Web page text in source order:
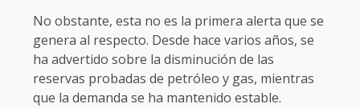
No obstante, esta no es la primera alerta que se
genera al respecto. Desde hace varios años, se
ha advertido sobre la disminución de las
reservas probadas de petróleo y gas, mientras
que la demanda se ha mantenido estable.